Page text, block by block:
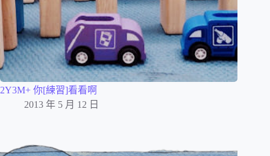
2Y3M+ 你[練習]看看啊
2013 年 5 月 12 日